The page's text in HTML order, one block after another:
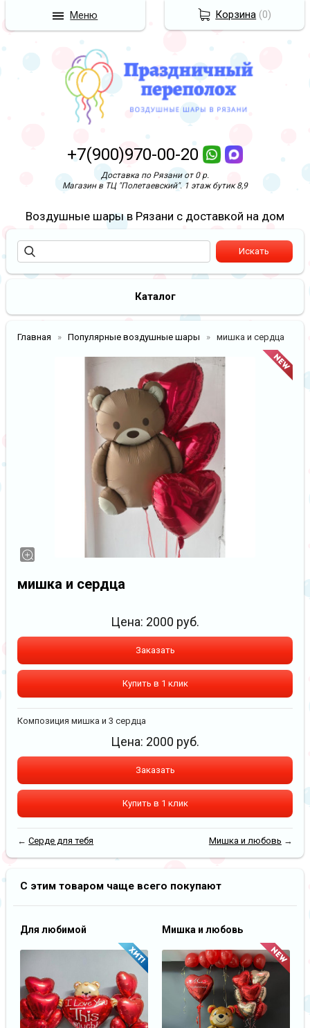
+7(900)970-00-20
Доставка по Рязани от 0 р.
Магазин в ТЦ "Полетаевский". 1 этаж бутик 8,9
Воздушные шары в Рязани с доставкой на дом
Каталог
Главная Популярные воздушные шары мишка и сердца
мишка и сердца
Цена: 2000 руб.
Заказать
Купить в 1 клик
Композиция мишка и 3 сердца
Цена: 2000 руб.
Заказать
Купить в 1 клик
←Серде для тебя Мишка и любовь →
С этим товаром чаще всего покупают
Для любимой Мишка и любовь
Корзина (0)
Меню